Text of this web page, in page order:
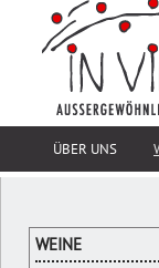
ÜBER UNS
WEINE